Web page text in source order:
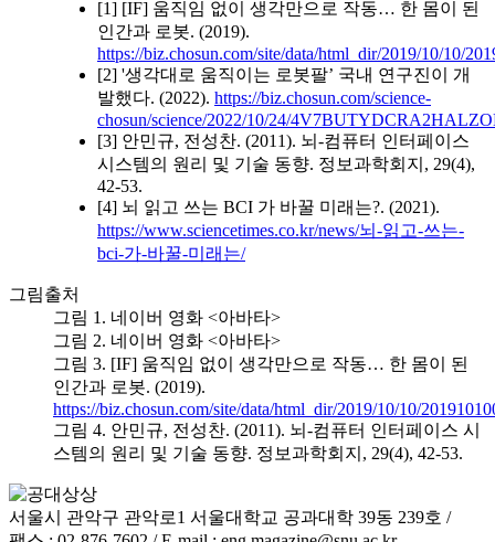
[1] [IF] 움직임 없이 생각만으로 작동… 한 몸이 된
인간과 로봇. (2019).
https://biz.chosun.com/site/data/html_dir/2019/10/10/
[2] '생각대로 움직이는 로봇팔’ 국내 연구진이 개
발했다. (2022). https://biz.chosun.com/science-
chosun/science/2022/10/24/
[3] 안민규, 전성찬. (2011). 뇌-컴퓨터 인터페이스
시스템의 원리 및 기술 동향. 정보과학회지, 29(4),
42-53.
[4] 뇌 읽고 쓰는 BCI 가 바꿀 미래는?. (2021).
https://www.sciencetimes.co.kr/news/뇌-읽고-쓰는-
bci-가-바꿀-미래는/
그림출처
그림 1. 네이버 영화 <아바타>
그림 2. 네이버 영화 <아바타>
그림 3. [IF] 움직임 없이 생각만으로 작동… 한 몸이 된
인간과 로봇. (2019).
https://biz.chosun.com/site/data/html_dir/2019/10/10/
그림 4. 안민규, 전성찬. (2011). 뇌-컴퓨터 인터페이스 시
스템의 원리 및 기술 동향. 정보과학회지, 29(4), 42-53.
서울시 관악구 관악로1 서울대학교 공과대학 39동 239호 /